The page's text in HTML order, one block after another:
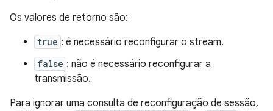
Os valores de retorno são:
true : é necessário reconfigurar o stream.
false : não é necessário reconfigurar a
transmissão.
Para ignorar uma consulta de reconfiguração de sessão,